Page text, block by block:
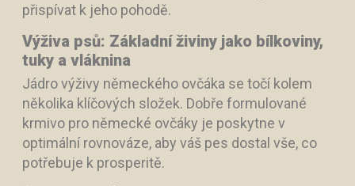
přispívat k jeho pohodě.
Výživa psů: Základní živiny jako bílkoviny,
tuky a vláknina
Jádro výživy německého ovčáka se točí kolem
několika klíčových složek. Dobře formulované
krmivo pro německé ovčáky je poskytne v
optimální rovnováze, aby váš pes dostal vše, co
potřebuje k prosperitě.